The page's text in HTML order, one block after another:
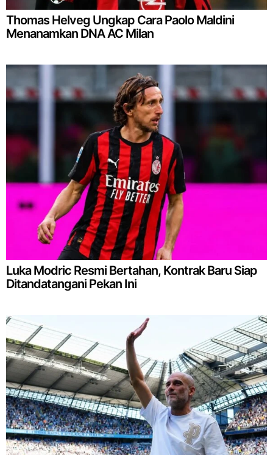
Thomas Helveg Ungkap Cara Paolo Maldini
Menanamkan DNA AC Milan
Luka Modric Resmi Bertahan, Kontrak Baru Siap
Ditandatangani Pekan Ini